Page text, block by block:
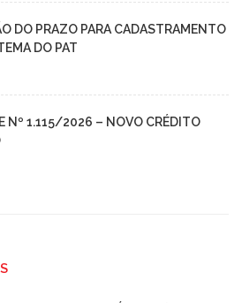
DO PRAZO PARA CADASTRAMENTO
DO PAT
Nº 1.115/2026 – NOVO CRÉDITO